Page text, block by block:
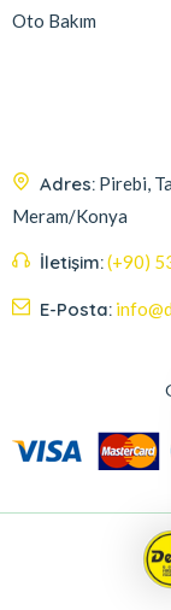
Oto Bakım
Adres: Pirebi,
Meram/Konya
İletişim:(+90)
E-Posta: